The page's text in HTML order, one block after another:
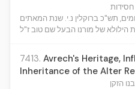
תש"כ ברוקלין נ.י. שנת המאתים
7413. Avrech's Heritage,
Inheritance of the Alter
הזקן